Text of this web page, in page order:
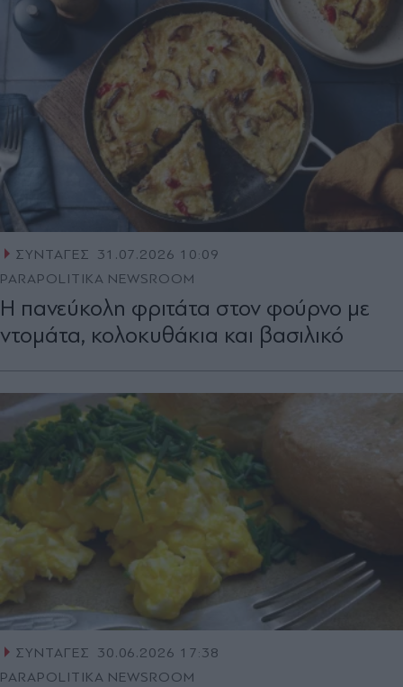
ΣΥΝΤΑΓΕΣ
31.07.2026 10:09
PARAPOLITIKA NEWSROOM
Η πανεύκολη φριτάτα στον φούρνο με
ντομάτα, κολοκυθάκια και βασιλικό
ΣΥΝΤΑΓΕΣ
30.06.2026 17:38
PARAPOLITIKA NEWSROOM